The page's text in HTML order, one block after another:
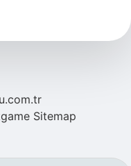
Sitemap